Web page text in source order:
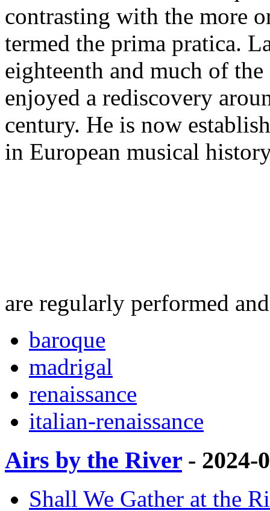
contrasting with the more
termed the prima pratica.
eighteenth and much of
enjoyed a rediscovery
century. He is now
in European musical
are regularly performed
baroque
madrigal
renaissance
italian-renaissance
Airs by the River - 2024-
Shall We Gather at the